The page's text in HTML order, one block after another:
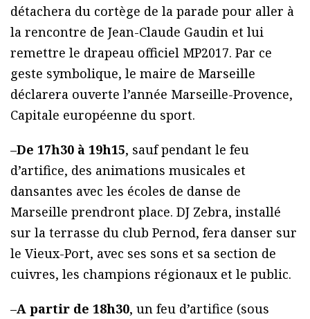
détachera du cortège de la parade pour aller à
la rencontre de Jean-Claude Gaudin et lui
remettre le drapeau officiel MP2017. Par ce
geste symbolique, le maire de Marseille
déclarera ouverte l’année Marseille-Provence,
Capitale européenne du sport.
–De 17h30 à 19h15, sauf pendant le feu
d’artifice, des animations musicales et
dansantes avec les écoles de danse de
Marseille prendront place. DJ Zebra, installé
sur la terrasse du club Pernod, fera danser sur
le Vieux-Port, avec ses sons et sa section de
cuivres, les champions régionaux et le public.
–A partir de 18h30, un feu d’artifice (sous